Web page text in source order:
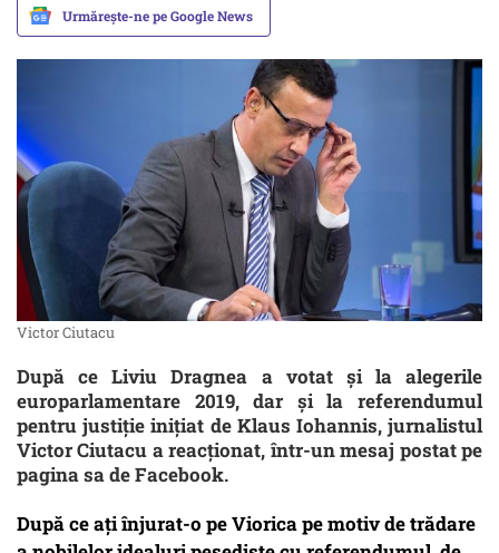
Urmărește-ne pe Google News
Victor Ciutacu
După ce Liviu Dragnea a votat și la alegerile
europarlamentare 2019, dar și la referendumul
pentru justiție inițiat de Klaus Iohannis, jurnalistul
Victor Ciutacu a reacționat, într-un mesaj postat pe
pagina sa de Facebook.
După ce ați înjurat-o pe Viorica pe motiv de trădare